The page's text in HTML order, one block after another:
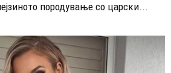
породување со царски...